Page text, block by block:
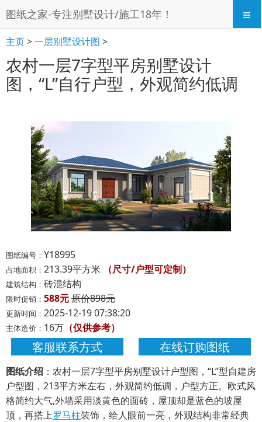
图纸之家-专注别墅设计/施工18年！ ≡
主页>一层别墅设计图 >
农村一层7字型平房别墅设计
图，“L”自行户型，外观简约低调
图纸编号： Y18995
占地面积： 213.39平方米 （尺寸/户型可定制）
建筑结构： 砖混结构
限时促销： 588元原价898元
更新时间： 2025-12-19 07:38:20
主体造价： 16万 （仅供参考）
客服联系方式 在线订购图纸
图纸介绍 ：农村一层7字型平房别墅设计户型图，“L”型自建房
户型图，213平方米左右，外观简约低调，户型方正。欧式风
格简约大气,外墙采用淡黄色的面砖，屋顶却是蓝色的坡屋
顶，再搭上罗马柱装饰，给人眼前一亮，外观结构非常经典